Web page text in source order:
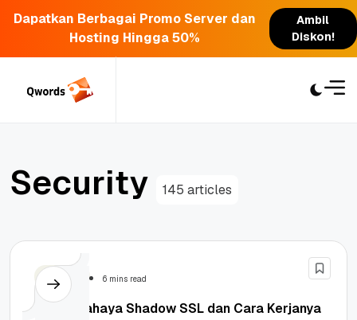
Dapatkan Berbagai Promo Server dan
Hosting Hingga 50%
Ambil
Diskon!
Security 145 articles
Security 6 mins read
Kenali Bahaya Shadow SSL dan Cara Kerjanya